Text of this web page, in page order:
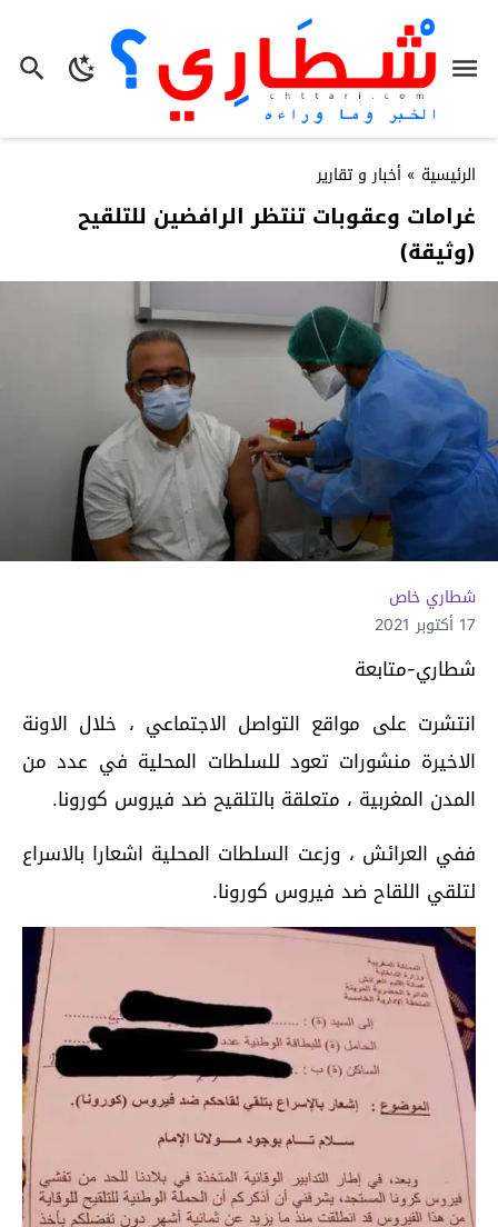
الرئيسية » أخبار و تقارير
غرامات وعقوبات تنتظر الرافضين للتلقيح
(وثيقة)
شطاري خاص
17 أكتوبر 2021
شطاري-متابعة
انتشرت على مواقع التواصل الاجتماعي ، خلال الاونة
الاخيرة منشورات تعود للسلطات المحلية في عدد من
المدن المغربية ، متعلقة بالتلقيح ضد فيروس كورونا.
ففي العرائش ، وزعت السلطات المحلية اشعارا بالاسراع
لتلقي اللقاح ضد فيروس كورونا.